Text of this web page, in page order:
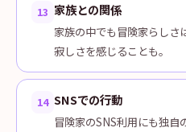
13 家族との関係
家族の中でも冒険家らしさ
寂しさを感じることも。
14 SNSでの行動
冒険家のSNS利用にも独自